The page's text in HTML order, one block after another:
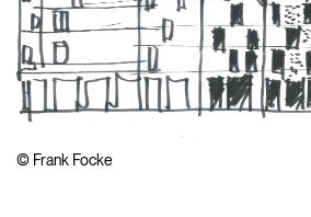
© Frank Focke